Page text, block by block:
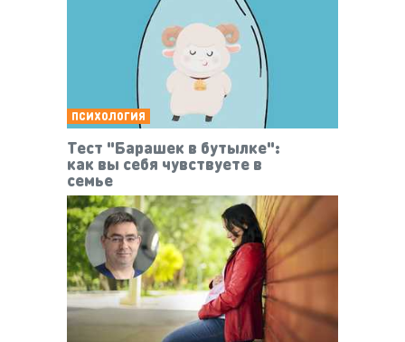
ПСИХОЛОГИЯ
Тест "Барашек в бутылке":
как вы себя чувствуете в
семье